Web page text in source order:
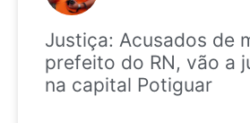
Justiça: Acusados de
prefeito do RN, vão a
na capital Potiguar